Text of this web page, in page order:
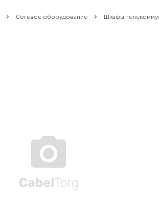
Сетевое оборудование Шкафы